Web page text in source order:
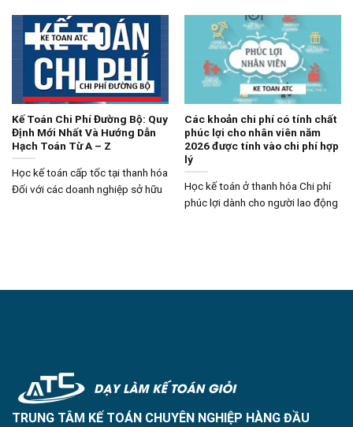
Kế Toán Chi Phí Đường Bộ: Quy
Định Mới Nhất Và Hướng Dẫn
Hạch Toán Từ A – Z
Học kế toán cấp tốc tại thanh hóa
Đối với các doanh nghiệp sở hữu
Các khoản chi phí có tính chất
phúc lợi cho nhân viên năm
2026 được tính vào chi phí hợp
lý
Học kế toán ở thanh hóa Chi phí
phúc lợi dành cho người lao động
TRUNG TÂM KẾ TOÁN CHUYÊN NGHIỆP HÀNG ĐẦU